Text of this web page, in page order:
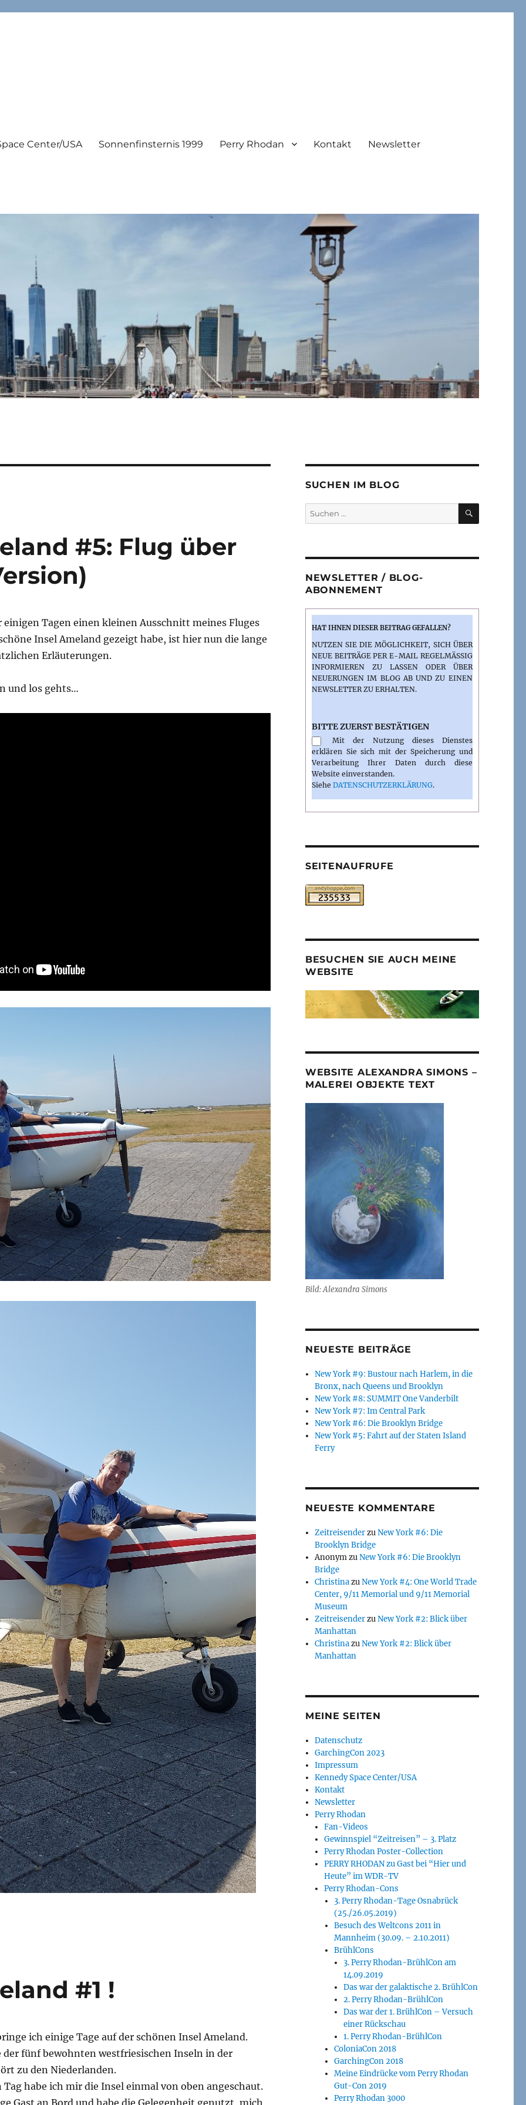
Center/USA Sonnenfinsternis 1999 Perry Rhodan Kontakt Newsletter
#5: Flug über
einigen Tagen einen kleinen Ausschnitt meines Fluges
Insel Ameland gezeigt habe, ist hier nun die lange
Erläuterungen.
und los gehts…
#1 !
ich einige Tage auf der schönen Insel Ameland.
der fünf bewohnten westfriesischen Inseln in der
zu den Niederlanden.
habe ich mir die Insel einmal von oben angeschaut.
Gast an Bord und habe die Gelegenheit genutzt, mich
SUCHEN IM BLOG
Suchen
nach:
SUCHEN
NEWSLETTER / BLOG-
ABONNEMENT
HAT IHNEN DIESER BEITRAG GEFALLEN?
NUTZEN SIE DIE MÖGLICHKEIT, SICH ÜBER
NEUE BEITRÄGE PER E-MAIL REGELMÄSSIG I
NFORMIEREN ZU LASSEN ODER ÜBER N
EUERUNGEN IM BLOG AB UND ZU EINEN N
EWSLETTER ZU ERHALTEN.
BITTE ZUERST BESTÄTIGEN
Mit der Nutzung dieses Dienstes
erklären Sie sich mit der Speicherung und
Verarbeitung Ihrer Daten durch diese
Website einverstanden.
Siehe DATENSCHUTZERKLÄRUNG.
SEITENAUFRUFE
BESUCHEN SIE AUCH MEINE
WEBSITE
WEBSITE ALEXANDRA SIMONS –
MALEREI OBJEKTE TEXT
Bild: Alexandra Simons
NEUESTE BEITRÄGE
New York #9: Bustour nach Harlem, in die
Bronx, nach Queens und Brooklyn
New York #8: SUMMIT One Vanderbilt
New York #7: Im Central Park
New York #6: Die Brooklyn Bridge
New York #5: Fahrt auf der Staten Island
Ferry
NEUESTE KOMMENTARE
ZeitreisenderzuNew York #6: Die
Brooklyn Bridge
AnonymzuNew York #6: Die Brooklyn
Bridge
ChristinazuNew York #4: One World Trade
Center, 9/11 Memorial und 9/11 Memorial
Museum
ZeitreisenderzuNew York #2: Blick über
Manhattan
ChristinazuNew York #2: Blick über
Manhattan
MEINE SEITEN
Datenschutz
GarchingCon 2023
Impressum
Kennedy Space Center/USA
Kontakt
Newsletter
Perry Rhodan
Fan-Videos
Gewinnspiel “Zeitreisen” – 3. Platz
Perry Rhodan Poster-Collection
PERRY RHODAN zu Gast bei “Hier und
Heute” im WDR-TV
Perry Rhodan-Cons
3. Perry Rhodan-Tage Osnabrück
(25./26.05.2019)
Besuch des Weltcons 2011 in
Mannheim (30.09. – 2.10.2011)
BrühlCons
3. Perry Rhodan-BrühlCon am
14.09.2019
Das war der galaktische 2. BrühlCon
2. Perry Rhodan-BrühlCon
Das war der 1. BrühlCon – Versuch
einer Rückschau
1. Perry Rhodan-BrühlCon
ColoniaCon 2018
GarchingCon 2018
Meine Eindrücke vom Perry Rhodan
Gut-Con 2019
Perry Rhodan 3000